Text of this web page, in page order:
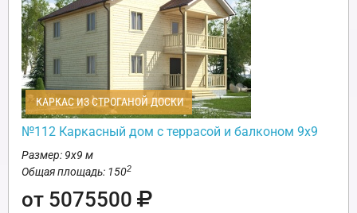
КАРКАС ИЗ СТРОГАНОЙ ДОСКИ
№112 Каркасный дом с террасой и балконом 9х9
Размер: 9х9 м
Общая площадь: 1502
от 5075500